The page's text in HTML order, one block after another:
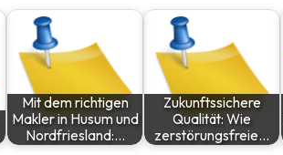
Mit dem richtigen
Makler in Husum und
Nordfriesland:…
Zukunftssichere
Qualität: Wie
zerstörungsfreie…